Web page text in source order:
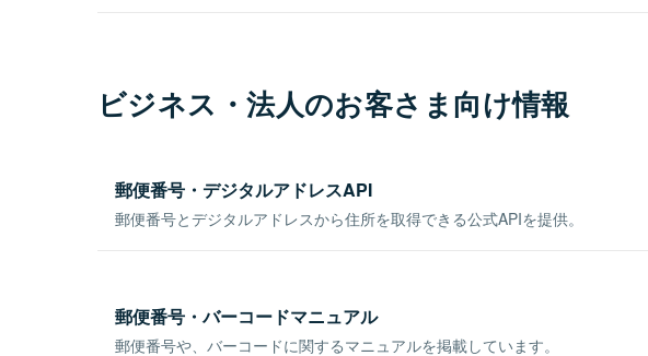
ビジネス・法人のお客さま向け情報
郵便番号・デジタルアドレスAPI
郵便番号とデジタルアドレスから住所を取得できる公式APIを提供。
郵便番号・バーコードマニュアル
郵便番号や、バーコードに関するマニュアルを掲載しています。